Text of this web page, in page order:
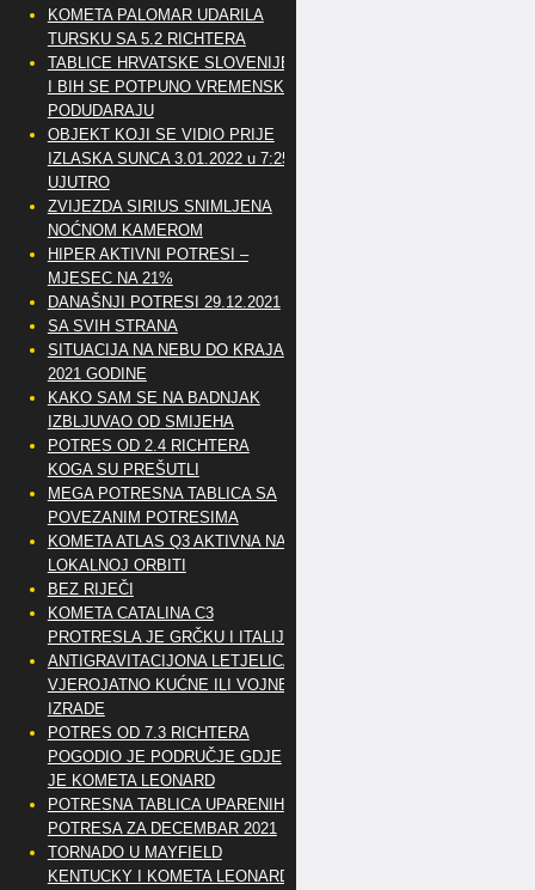
KOMETA PALOMAR UDARILA
TURSKU SA 5.2 RICHTERA
TABLICE HRVATSKE SLOVENIJE
I BIH SE POTPUNO VREMENSKI
PODUDARAJU
OBJEKT KOJI SE VIDIO PRIJE
IZLASKA SUNCA 3.01.2022 u 7:25
UJUTRO
ZVIJEZDA SIRIUS SNIMLJENA
NOĆNOM KAMEROM
HIPER AKTIVNI POTRESI –
MJESEC NA 21%
DANAŠNJI POTRESI 29.12.2021
SA SVIH STRANA
SITUACIJA NA NEBU DO KRAJA
2021 GODINE
KAKO SAM SE NA BADNJAK
IZBLJUVAO OD SMIJEHA
POTRES OD 2.4 RICHTERA
KOGA SU PREŠUTLI
MEGA POTRESNA TABLICA SA
POVEZANIM POTRESIMA
KOMETA ATLAS Q3 AKTIVNA NA
LOKALNOJ ORBITI
BEZ RIJEČI
KOMETA CATALINA C3
PROTRESLA JE GRČKU I ITALIJU
ANTIGRAVITACIJONA LETJELICA
VJEROJATNO KUĆNE ILI VOJNE
IZRADE
POTRES OD 7.3 RICHTERA
POGODIO JE PODRUČJE GDJE
JE KOMETA LEONARD
POTRESNA TABLICA UPARENIH
POTRESA ZA DECEMBAR 2021
TORNADO U MAYFIELD
KENTUCKY I KOMETA LEONARD